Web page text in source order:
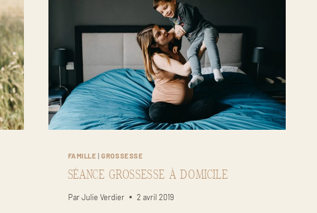
FAMILLE |GROSSESSE
SÉANCE GROSSESSE À DOMICILE
Par Julie Verdier 2 avril 2019